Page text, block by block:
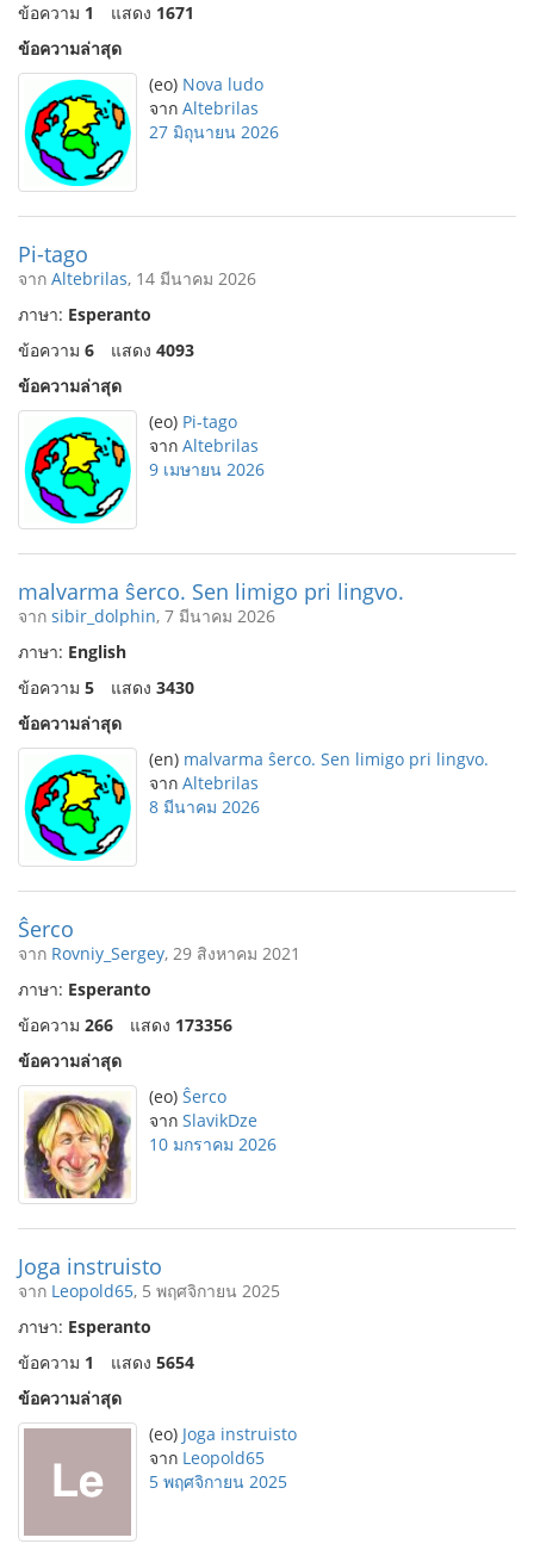
ข้อความ 1 แสดง 1671
ข้อความล่าสุด
(eo) Nova ludo
จาก Altebrilas
27 มิถุนายน 2026
Pi-tago
จาก Altebrilas, 14 มีนาคม 2026
ภาษา: Esperanto
ข้อความ 6 แสดง 4093
ข้อความล่าสุด
(eo) Pi-tago
จาก Altebrilas
9 เมษายน 2026
malvarma ŝerco. Sen limigo pri lingvo.
จาก sibir_dolphin, 7 มีนาคม 2026
ภาษา: English
ข้อความ 5 แสดง 3430
ข้อความล่าสุด
(en) malvarma ŝerco. Sen limigo pri lingvo.
จาก Altebrilas
8 มีนาคม 2026
Ŝerco
จาก Rovniy_Sergey, 29 สิงหาคม 2021
ภาษา: Esperanto
ข้อความ 266 แสดง 173356
ข้อความล่าสุด
(eo) Ŝerco
จาก SlavikDze
10 มกราคม 2026
Joga instruisto
จาก Leopold65, 5 พฤศจิกายน 2025
ภาษา: Esperanto
ข้อความ 1 แสดง 5654
ข้อความล่าสุด
(eo) Joga instruisto
จาก Leopold65
5 พฤศจิกายน 2025